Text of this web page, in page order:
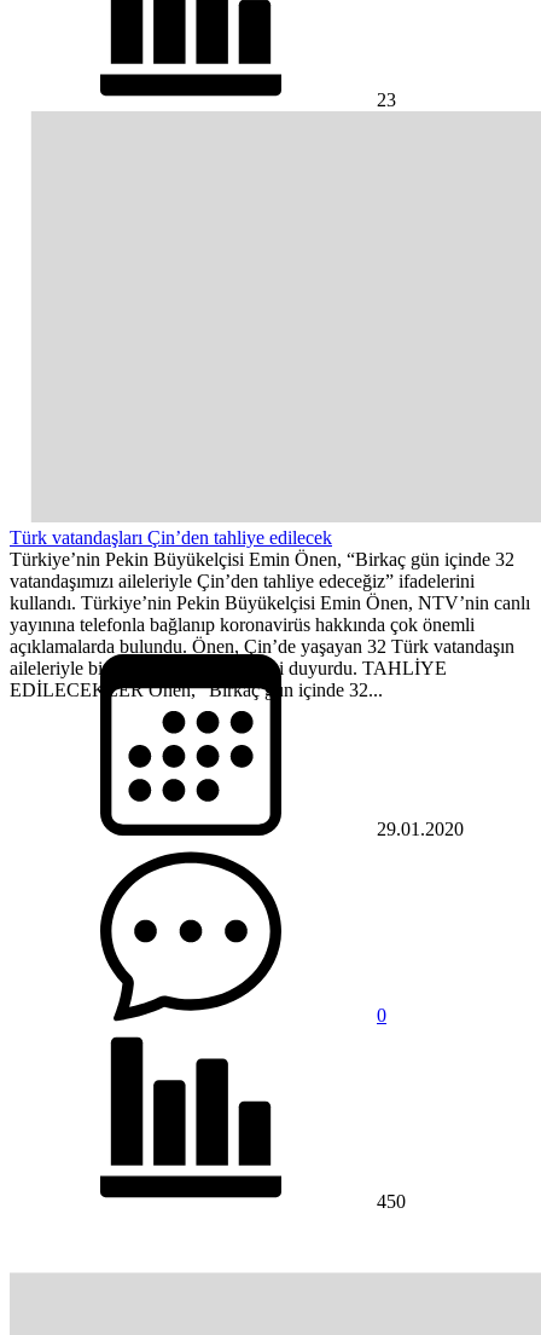
23
Türk vatandaşları Çin’den tahliye edilecek
Türkiye’nin Pekin Büyükelçisi Emin Önen, “Birkaç gün içinde 32
vatandaşımızı aileleriyle Çin’den tahliye edeceğiz” ifadelerini
kullandı. Türkiye’nin Pekin Büyükelçisi Emin Önen, NTV’nin canlı
yayınına telefonla bağlanıp koronavirüs hakkında çok önemli
açıklamalarda bulundu. Önen, Çin’de yaşayan 32 Türk vatandaşın
aileleriyle birlikte tahliye edileceğini duyurdu. TAHLİYE
EDİLECEKLER Önen, “Birkaç gün içinde 32...
29.01.2020
0
450